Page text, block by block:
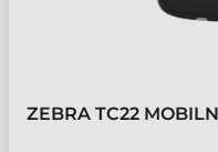
ZEBRA TC22